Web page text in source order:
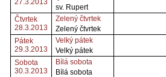
27.3.2013
sv. Rupert
Čtvrtek
28.3.2013
Zelený čtvrtek
Zelený čtvrtek
Pátek
29.3.2013
Velký pátek
Velký pátek
Sobota
30.3.2013
Bílá sobota
Bílá sobota